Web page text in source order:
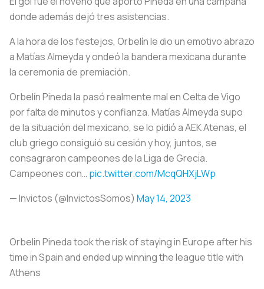
donde además dejó tres asistencias.
A la hora de los festejos, Orbelín le dio un emotivo abrazo
a Matías Almeyda y ondeó la bandera mexicana durante
la ceremonia de premiación.
Orbelín Pineda la pasó realmente mal en Celta de Vigo
por falta de minutos y confianza. Matías Almeyda supo
de la situación del mexicano, se lo pidió a AEK Atenas, el
club griego consiguió su cesión y hoy, juntos, se
consagraron campeones de la Liga de Grecia.
Campeones con… pic.twitter.com/McqQHXjLWp
— Invictos (@InvictosSomos) May 14, 2023
Orbelin Pineda took the risk of staying in Europe after his
time in Spain and ended up winning the league title with
Athens